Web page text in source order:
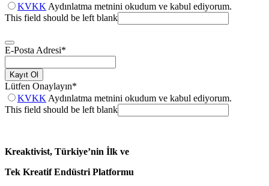
KVKK Aydınlatma metnini okudum ve kabul ediyorum.
This field should be left blank
E-Posta Adresi*
Kayıt Ol
Lütfen Onaylayın*
KVKK Aydınlatma metnini okudum ve kabul ediyorum.
This field should be left blank
Kreaktivist, Türkiye’nin İlk ve
Tek Kreatif Endüstri Platformu